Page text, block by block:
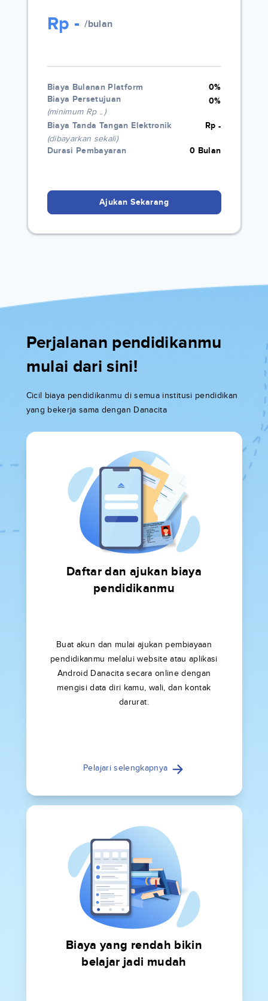
Rp - /bulan
Biaya Bulanan Platform
0%
Biaya Persetujuan
(minimum Rp -)
0%
Biaya Tanda Tangan Elektronik
(dibayarkan sekali)
Rp-
Durasi Pembayaran 0 Bulan
Ajukan Sekarang
Perjalanan pendidikanmu
mulai dari sini!
Cicil biaya pendidikanmu di semua institusi pendidikan
yang bekerja sama dengan Danacita
Daftar dan ajukan biaya
pendidikanmu
Buat akun dan mulai ajukan pembiayaan
pendidikanmu melalui website atau aplikasi
Android Danacita secara online dengan
mengisi data diri kamu, wali, dan kontak
darurat.
Pelajari selengkapnya
Biaya yang rendah bikin
belajar jadi mudah